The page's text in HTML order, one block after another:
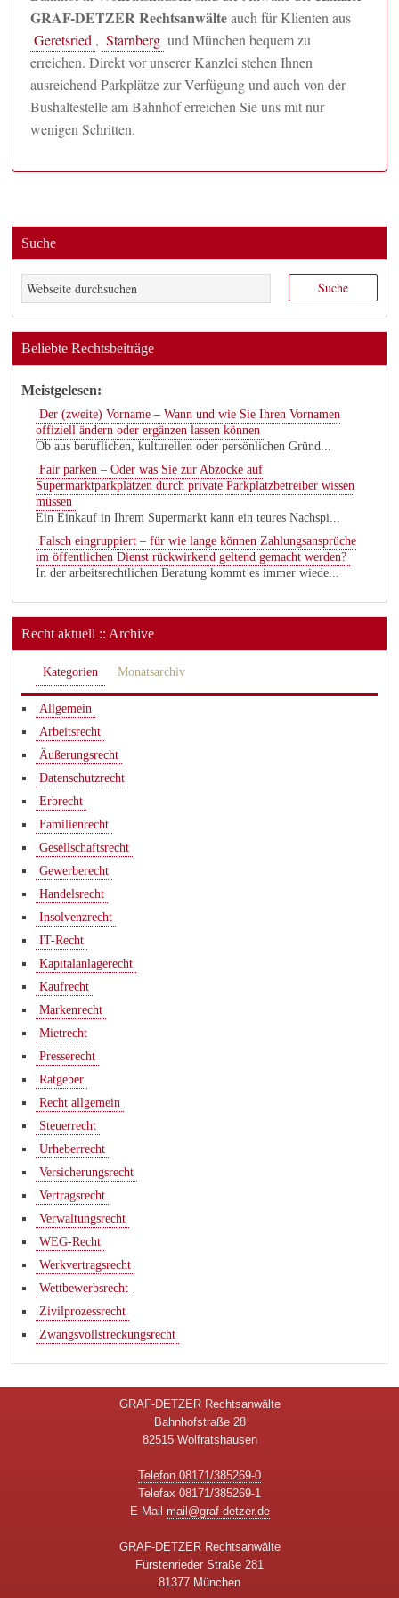
GRAF-DETZER Rechtsanwälteauch für Klienten aus
Geretsried , Starnberg und München bequem zu
erreichen. Direkt vor unserer Kanzlei stehen Ihnen
ausreichend Parkplätze zur Verfügung und auch von der
Bushaltestelle am Bahnhof erreichen Sie uns mit nur
wenigen Schritten.
Suche
Beliebte Rechtsbeiträge
Meistgelesen:
Der (zweite) Vorname – Wann und wie Sie Ihren Vornamen
offiziell ändern oder ergänzen lassen können
Ob aus beruflichen, kulturellen oder persönlichen Gründ...
Fair parken – Oder was Sie zur Abzocke auf
Supermarktparkplätzen durch private Parkplatzbetreiber wissen
müssen
Ein Einkauf in Ihrem Supermarkt kann ein teures Nachspi...
Falsch eingruppiert – für wie lange können Zahlungsansprüche
im öffentlichen Dienst rückwirkend geltend gemacht werden?
In der arbeitsrechtlichen Beratung kommt es immer wiede...
Recht aktuell :: Archive
Kategorien Monatsarchiv
Allgemein
Arbeitsrecht
Äußerungsrecht
Datenschutzrecht
Erbrecht
Familienrecht
Gesellschaftsrecht
Gewerberecht
Handelsrecht
Insolvenzrecht
IT-Recht
Kapitalanlagerecht
Kaufrecht
Markenrecht
Mietrecht
Presserecht
Ratgeber
Recht allgemein
Steuerrecht
Urheberrecht
Versicherungsrecht
Vertragsrecht
Verwaltungsrecht
WEG-Recht
Werkvertragsrecht
Wettbewerbsrecht
Zivilprozessrecht
Zwangsvollstreckungsrecht
GRAF-DETZER Rechtsanwälte
Bahnhofstraße 28
82515 Wolfratshausen
Telefon 08171/385269-0
Telefax 08171/385269-1
E-Mail mail@graf-detzer.de
GRAF-DETZER Rechtsanwälte
Fürstenrieder Straße 281
81377 München